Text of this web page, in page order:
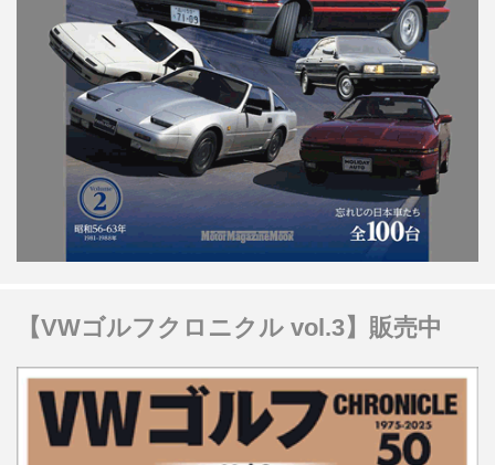
【VWゴルフクロニクル vol.3】販売中